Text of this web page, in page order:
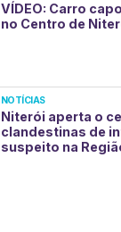
VÍDEO: Carro
no Centro de
NOTÍCIAS
Niterói aperta o
clandestinas de
suspeito na